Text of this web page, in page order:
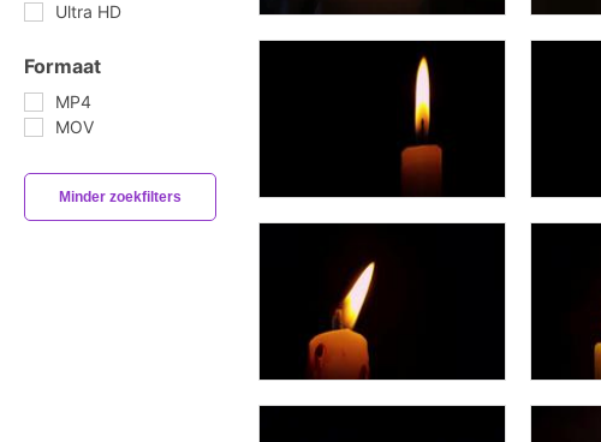
Ultra HD
Formaat
MP4
MOV
Minder zoekfilters